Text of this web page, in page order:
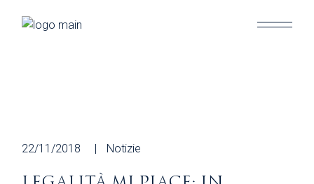
22/11/2018 Notizie